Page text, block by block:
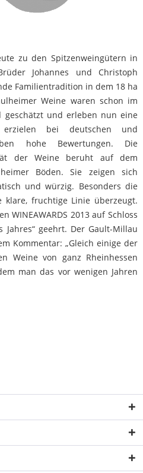
zu den Spitzenweingütern in
Johannes und Christoph
Familientradition in dem 18 ha
Weine waren schon im
und erleben nun eine
erzielen bei deutschen und
hohe Bewertungen. Die
der Weine beruht auf dem
Böden. Sie zeigen sich
und würzig. Besonders die
fruchtige Linie überzeugt.
WINEAWARDS 2013 auf Schloss
Jahres“ geehrt. Der Gault-Millau
Kommentar: „Gleich einige der
Weine von ganz Rheinhessen
man das vor wenigen Jahren